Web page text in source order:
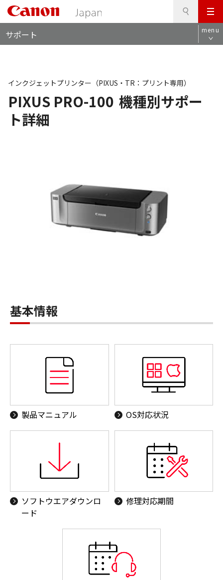
メ
ニ
ュ
サポート menu
PIXUS PRO-100 機種別サポー
ト詳細
インクジェットプリンター（PIXUS・TR：プリント専用）
基本情報
製品マニュアル OS対応状況
ソフトウエアダウンロ
ード
修理対応期間